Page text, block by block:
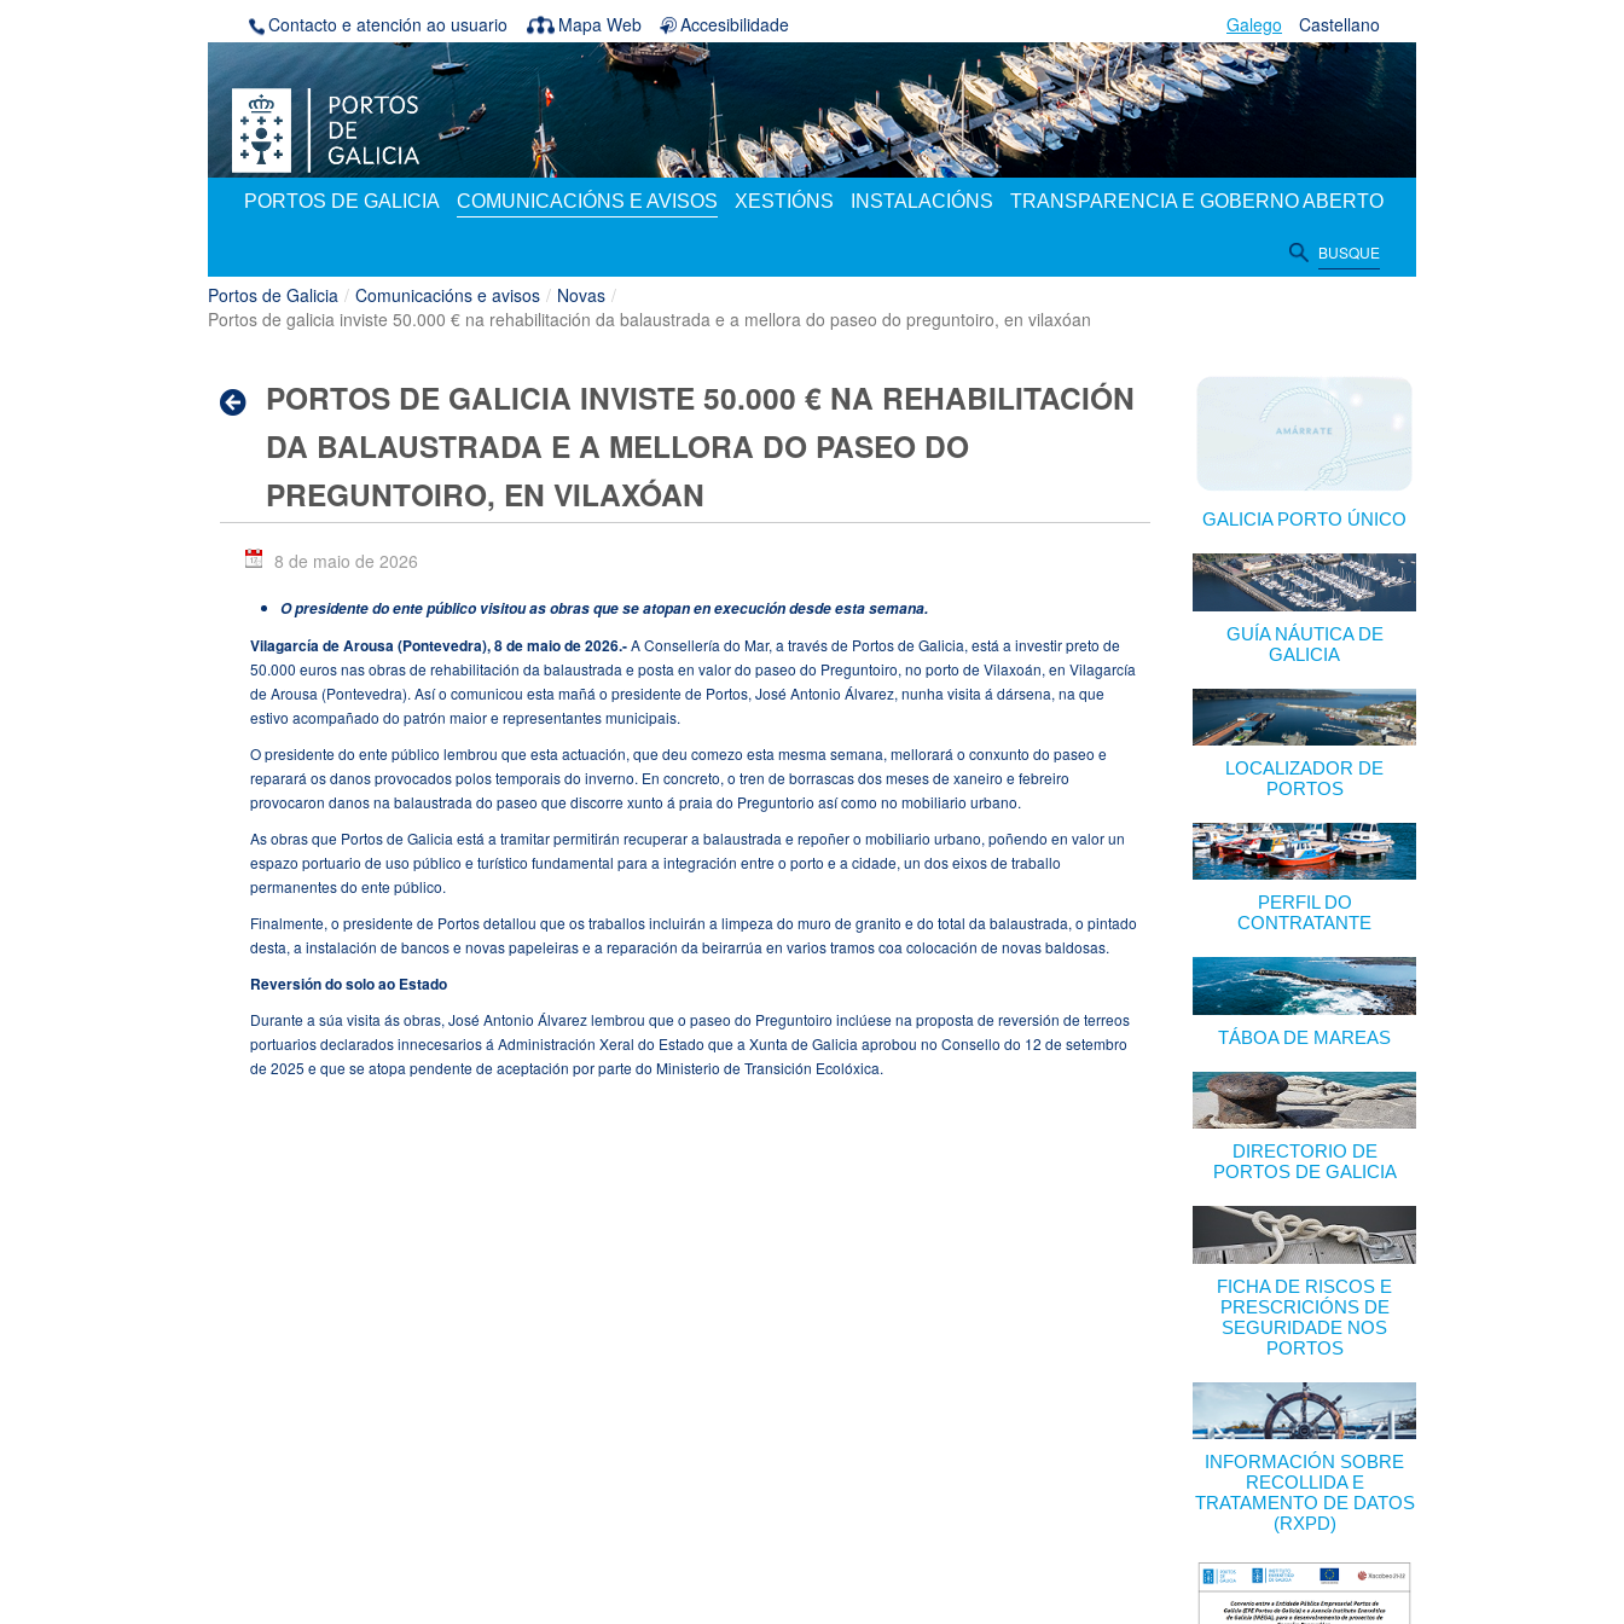
Contacto e atención ao usuario Mapa Web Accesibilidade Galego Castellano
PORTOS DE GALICIA COMUNICACIÓNS E AVISOS XESTIÓNS INSTALACIÓNS TRANSPARENCIA E GOBERNO ABERTO
BUSQUE
Portos de Galicia / Comunicacións e avisos / Novas /
Portos de galicia inviste 50.000 € na rehabilitación da balaustrada e a mellora do paseo do preguntoiro, en vilaxóan
GALICIA PORTO ÚNICO
GUÍA NÁUTICA DE
GALICIA
LOCALIZADOR DE
PORTOS
PERFIL DO
CONTRATANTE
TÁBOA DE MAREAS
DIRECTORIO DE
PORTOS DE GALICIA
FICHA DE RISCOS E
PRESCRICIÓNS DE
SEGURIDADE NOS
PORTOS
INFORMACIÓN SOBRE
RECOLLIDA E
TRATAMENTO DE DATOS
(RXPD)
PORTOS DE GALICIA INVISTE 50.000 € NA REHABILITACIÓN
DA BALAUSTRADA E A MELLORA DO PASEO DO
PREGUNTOIRO, EN VILAXÓAN
8 de maio de 2026
O presidente do ente público visitou as obras que se atopan en execución desde esta semana.
Vilagarcía de Arousa (Pontevedra),8 de maio de 2026.-A Consellería do Mar, a través de Portos de Galicia, está a investir preto de
50.000 euros nas obras de rehabilitación da balaustrada e posta en valor do paseo do Preguntoiro, no porto de Vilaxoán, en Vilagarcía
de Arousa (Pontevedra). Así o comunicou esta mañá o presidente de Portos, José Antonio Álvarez, nunha visita á dársena, na que
estivo acompañado do patrón maior e representantes municipais.
O presidente do ente público lembrou que esta actuación, que deu comezo esta mesma semana, mellorará o conxunto do paseo e
reparará os danos provocados polos temporais do inverno. En concreto, o tren de borrascas dos meses de xaneiro e febreiro
provocaron danos na balaustrada do paseo que discorre xunto á praia do Preguntorio así como no mobiliario urbano.
As obras que Portos de Galicia está a tramitar permitirán recuperar a balaustrada e repoñer o mobiliario urbano, poñendo en valor un
espazo portuario de uso público e turístico fundamental para a integración entre o porto e a cidade, un dos eixos de traballo
permanentes do ente público.
Finalmente, o presidente de Portos detallou que os traballos incluirán a limpeza do muro de granito e do total da balaustrada, o pintado
desta, a instalación de bancos e novas papeleiras e a reparación da beirarrúa en varios tramos coa colocación de novas baldosas.
Reversión do solo ao Estado
Durante a súa visita ás obras, José Antonio Álvarez lembrou que o paseo do Preguntoiro inclúese na proposta de reversión de terreos
portuarios declarados innecesarios á Administración Xeral do Estado que a Xunta de Galicia aprobou no Consello do 12 de setembro
de 2025 e que se atopa pendente de aceptación por parte do Ministerio de Transición Ecolóxica.